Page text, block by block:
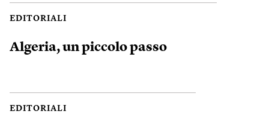
EDITORIALI
Algeria, un piccolo passo
EDITORIALI